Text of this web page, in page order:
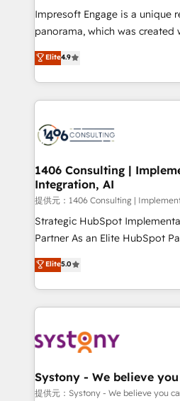
worked 400+ HubSpot
but specialise in the more
represent key aspects of the
Impresoft Engage is a unique
panorama, which was
putting Customer Experience
creating digital environments
people, processes and data. We offer the best
digital solutions on the
marketing automation to
allowing companies to
the needs of the customer. We are part of Impresoft
Group, a group of specialized
companies that divide their
Competence Centers: Smart
The synergies generated by
together with the combination
to accompany companies on
transformation journey.
Elite4.9
1406 Consulting |
Integration, AI
提供元：1406 Consulting |
Strategic HubSpot
Partner As an Elite HubSpot Partner, 1406 Consulting
helps mid-market revenue
they sell, market, and serve.
HubSpot—we teach your
to help you keep winning. What We Do ⚙️ CRM
Data & Content 📈 Sales &
Agent Creation 🔄 Custom
Migration Why 1406 We become part of your team.
Elite5.0
Systony - We believe
提供元：Systony - We believe you